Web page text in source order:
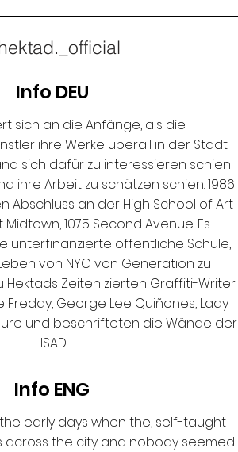
Info DEU
sich an die Anfänge, als die
ihre Werke überall in der Stadt
sich dafür zu interessieren schien
ihre Arbeit zu schätzen schien. 1986
Abschluss an der High School of Art
1075 Second Avenue. Es
unterfinanzierte öffentliche Schule,
von NYC von Generation zu
Hektads Zeiten zierten Graffiti-Writer
Freddy, George Lee Quiñones, Lady
und beschrifteten die Wände der
HSAD.
Info ENG
early days when the, self-taught
across the city and nobody seemed